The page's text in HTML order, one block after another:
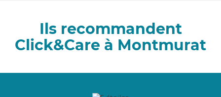
Ils recommandent
Click&Care à Montmurat